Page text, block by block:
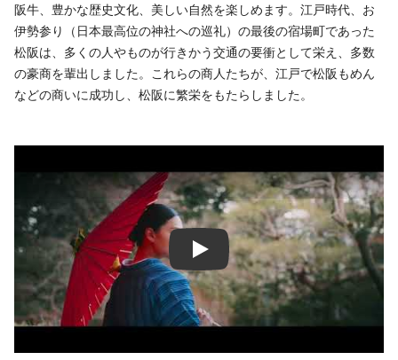
阪牛、豊かな歴史文化、美しい自然を楽しめます。江戸時代、お
伊勢参り（日本最高位の神社への巡礼）の最後の宿場町であった
松阪は、多くの人やものが行きかう交通の要衝として栄え、多数
の豪商を輩出しました。これらの商人たちが、江戸で松阪もめん
などの商いに成功し、松阪に繁栄をもたらしました。